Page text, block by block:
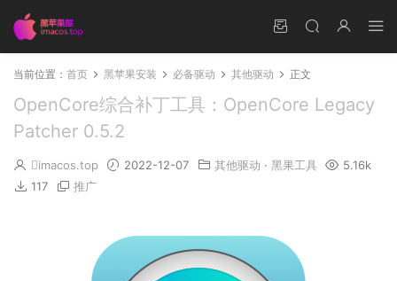
当前位置： 首页 黑苹果安装 必备驱动 其他驱动 正文
OpenCore综合补丁工具：OpenCore Legacy
Patcher 0.5.2
imacos.top 2022-12-07 其他驱动 · 黑果工具
5.16k
117
推广